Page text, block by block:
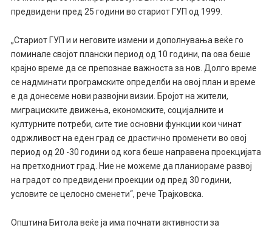
предвидени пред 25 години во стариот ГУП од 1999.
„Стариот ГУП и и неговите измени и дополнувања веќе го
поминале својот плански период од 10 години, па ова беше
крајно време да се препознае важноста за нов. Долго време
се надминати програмските определби на овој план и време
е да донесеме нови развојни визии. Бројот на жители,
миграциските движења, економските, социјалните и
културните потреби, сите тие основни функции кои чинат
одржливост на еден град се драстично променети во овој
период од 20 -30 години од кога беше направена проекцијата
на претходниот град. Ние не можеме да планиораме развој
на градот со предвидени проекции од пред 30 години,
условите се целосно сменети“, рече Трајковска.
Општина Битола веќе ја има почнати активности за